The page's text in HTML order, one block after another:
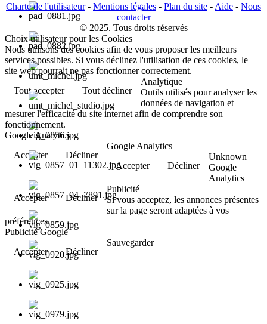
Charte de l'utilisateur- Mentions légales - Plan du site - Aide - Nous
contacter
© 2025. Tous droits réservés
Choix utilisateur pour les Cookies
Nous utilisons des cookies afin de vous proposer les meilleurs
services possibles. Si vous déclinez l'utilisation de ces cookies, le
site web pourrait ne pas fonctionner correctement.
Tout accepter
Tout décliner
Analytique
Outils utilisés pour analyser les
données de navigation et
mesurer l'efficacité du site internet afin de comprendre son
fonctionnement.
Google Analytics
Accepter
Décliner
Google Analytics
Accepter
Décliner
Unknown
Google
Analytics
Accepter
Décliner
Publicité
Si vous acceptez, les annonces présentes
sur la page seront adaptées à vos
préférences.
Publicité Google
Accepter
Décliner
Sauvegarder